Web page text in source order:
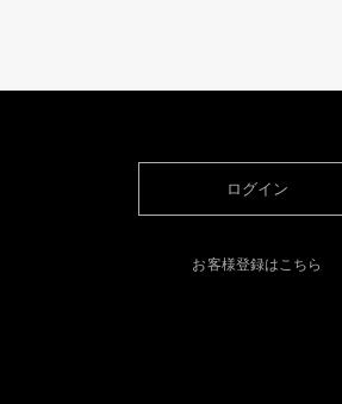
ログイン
お客様登録はこちら